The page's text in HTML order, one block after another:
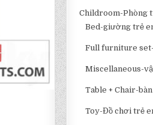
Childroom-Phòng
Bed-giường trẻ
Full furniture
Miscellaneous-
Table + Chair-
Toy-Đồ chơi trẻ